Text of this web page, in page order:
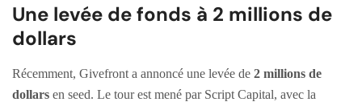
Une levée de fonds à 2 millions de
dollars
Récemment, Givefront a annoncé une levée de 2 millions de
dollars en seed. Le tour est mené par Script Capital, avec la